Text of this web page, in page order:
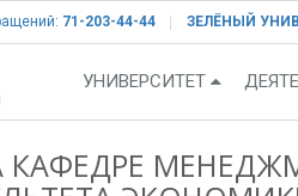
71-203-44-44 ЗЕЛЁНЫЙ
УНИВЕРСИТЕТ
КАФЕДРЕ